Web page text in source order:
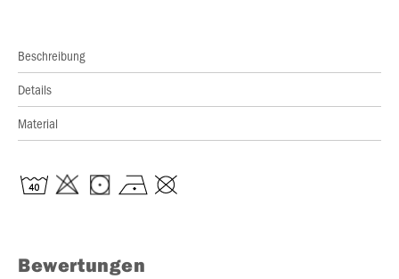
Beschreibung
Details
Material
Bewertungen